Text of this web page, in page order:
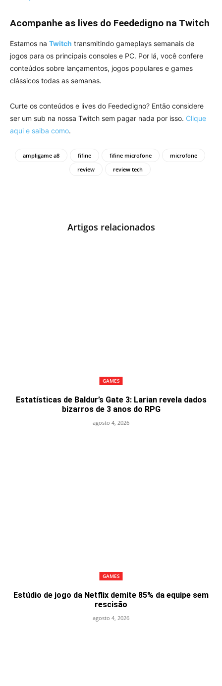
Acompanhe as lives do Feededigno na Twitch
Estamos na Twitch transmitindo gameplays semanais de
jogos para os principais consoles e PC. Por lá, você confere
conteúdos sobre lançamentos, jogos populares e games
clássicos todas as semanas.
Curte os conteúdos e lives do Feededigno? Então considere
ser um sub na nossa Twitch sem pagar nada por isso. Clique
aqui e saiba como.
ampligame a8 fifine fifine microfone
microfone
review
review tech
Artigos relacionados
GAMES
Estatísticas de Baldur’s Gate 3: Larian revela dados
bizarros de 3 anos do RPG
agosto 4, 2026
GAMES
Estúdio de jogo da Netflix demite 85% da equipe sem
rescisão
agosto 4, 2026